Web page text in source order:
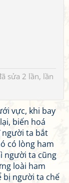
sửa 2 lần, lần
vực, khi bay
biến hoá
người ta bắt
có lòng ham
người ta cũng
loài ham
bị người ta chế